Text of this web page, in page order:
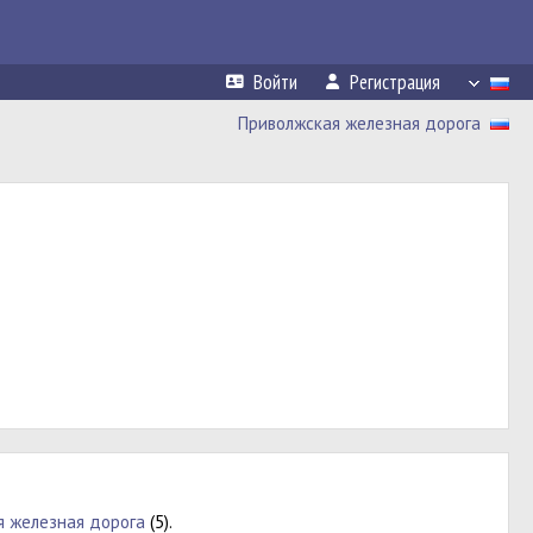
Войти Регистрация
Приволжская железная дорога
железная дорога (5).